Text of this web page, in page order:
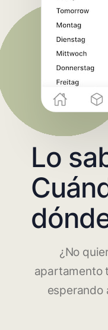
Lo
¿No
apartamento
esperando